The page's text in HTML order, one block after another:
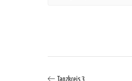
Tanzkreis 3